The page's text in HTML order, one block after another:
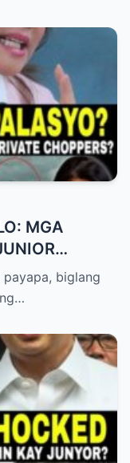
MGA
biglang